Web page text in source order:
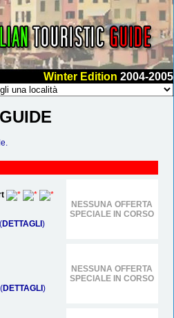
Winter Edition 2004-2005
(DETTAGLI )
NESSUNA OFFERTA
SPECIALE IN CORSO
(DETTAGLI )
NESSUNA OFFERTA
SPECIALE IN CORSO